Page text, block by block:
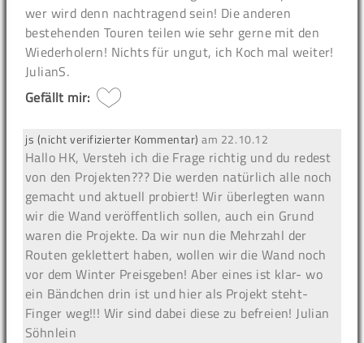
wer wird denn nachtragend sein! Die anderen
bestehenden Touren teilen wie sehr gerne mit den
Wiederholern! Nichts für ungut, ich Koch mal weiter!
JulianS.
Gefällt mir:
js (nicht verifizierter Kommentar) am 22.10.12
Hallo HK, Versteh ich die Frage richtig und du redest
von den Projekten??? Die werden natürlich alle noch
gemacht und aktuell probiert! Wir überlegten wann
wir die Wand veröffentlich sollen, auch ein Grund
waren die Projekte. Da wir nun die Mehrzahl der
Routen geklettert haben, wollen wir die Wand noch
vor dem Winter Preisgeben! Aber eines ist klar- wo
ein Bändchen drin ist und hier als Projekt steht-
Finger weg!!! Wir sind dabei diese zu befreien! Julian
Söhnlein